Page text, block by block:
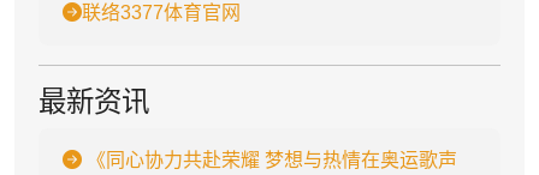
联络3377体育官网
最新资讯
《同心协力共赴荣耀 梦想与热情在奥运歌声